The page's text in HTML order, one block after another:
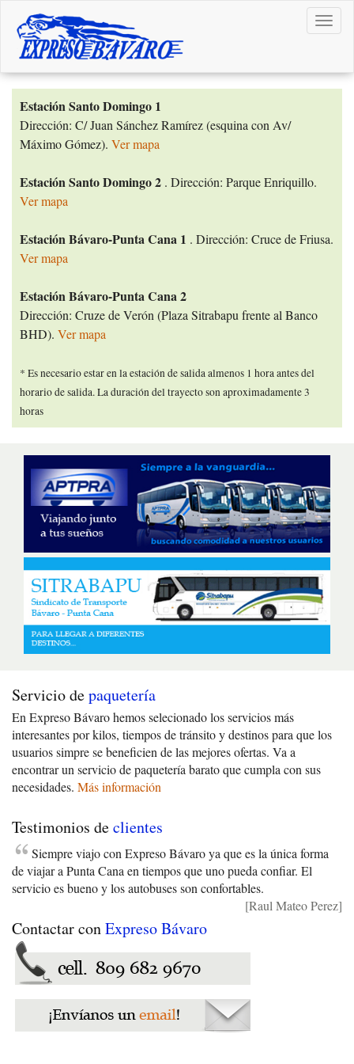
Estación Santo Domingo 1
Dirección: C/ Juan Sánchez Ramírez (esquina con Av/
Máximo Gómez). Ver mapa
Estación Santo Domingo 2 . Dirección: Parque Enriquillo.
Ver mapa
Estación Bávaro-Punta Cana 1 . Dirección: Cruce de Friusa.
Ver mapa
Estación Bávaro-Punta Cana 2
Dirección: Cruze de Verón (Plaza Sitrabapu frente al Banco
BHD). Ver mapa
* Es necesario estar en la estación de salida almenos 1 hora antes del
horario de salida. La duración del trayecto son aproximadamente 3
horas
Servicio depaquetería
En Expreso Bávaro hemos selecionado los servicios más
interesantes por kilos, tiempos de tránsito y destinos para que los
usuarios simpre se beneficien de las mejores ofertas. Va a
encontrar un servicio de paquetería barato que cumpla con sus
necesidades. Más información
Testimonios declientes
Siempre viajo con Expreso Bávaro ya que es la única forma
de viajar a Punta Cana en tiempos que uno pueda confiar. El
servicio es bueno y los autobuses son confortables.
[Raul Mateo Perez]
Contactar conExpreso Bávaro